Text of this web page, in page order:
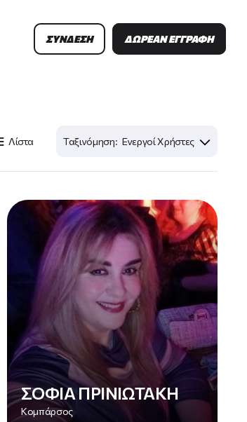
Anon
User
ΣΥΝΔΕΣΗ ΔΩΡΕΑΝ ΕΓΓΡΑΦΗ
Λίστα Ενεργοί Χρήστες
ΣΟΦΙΑ ΠΡΙΝΙΩΤΑΚΗ
Κομπάρσος